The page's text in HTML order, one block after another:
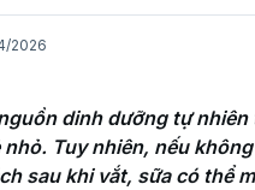
2026
dinh dưỡng tự
Tuy nhiên, nếu
sau khi vắt, sữa có thể